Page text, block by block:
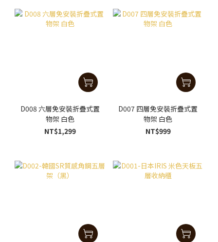
D008 六層免安裝折疊式置
物架 白色
NT$1,299
D007 四層免安裝折疊式置
物架 白色
NT$999